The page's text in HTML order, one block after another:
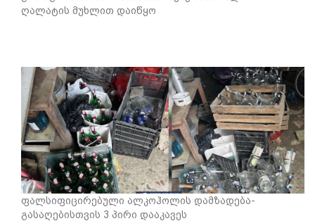
ღალატის მუხლით დაიწყო
ფალსიფიცირებული ალკოჰოლის დამზადება-
გასაღებისთვის 3 პირი დააკავეს